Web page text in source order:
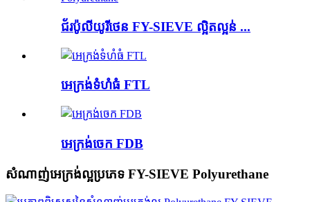
ជ័រប៉ូលីយូរីថេន FY-SIEVE ល្អិតល្អន់ ...
អេក្រង់ទំហំធំ FTL
អេក្រង់ចេក FDB
សំណាញ់​អេក្រង់​ល្អ​ប្រភេទ FY-SIEVE Polyurethane